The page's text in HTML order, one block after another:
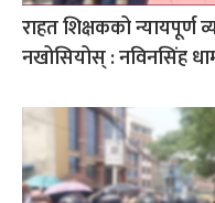
राहत शिक्षकको न्यायपूर्ण
नखोसियोस् : नविनसिंह